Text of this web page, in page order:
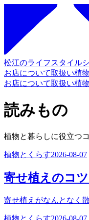
松江のライフスタイル
お店について取扱い植
お店について取扱い植
読みもの
植物と暮らしに役立つ
植物とくらす2026-08-07
寄せ植えのコ
寄せ植えがなんとなく
植物とくらす2026-08-07